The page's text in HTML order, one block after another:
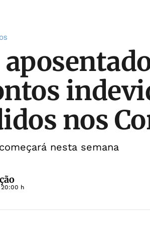
nos
nesta semana
h